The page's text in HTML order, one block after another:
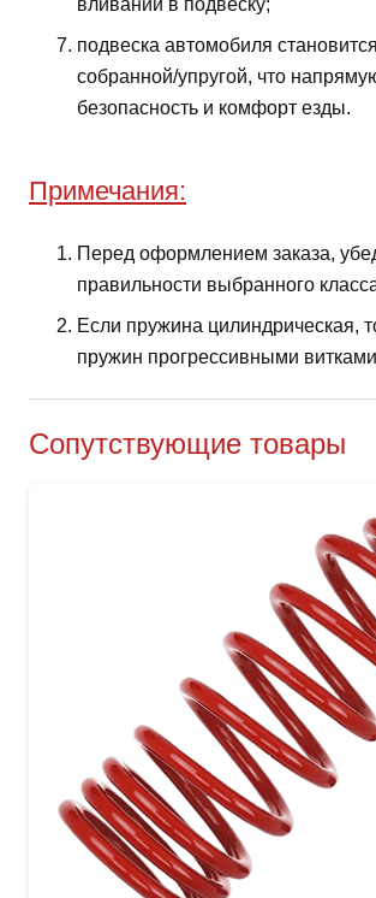
вливаний в подвеску;
подвеска автомобиля
собранной/упругой, что
безопасность и комфорт езды.
Примечания:
Перед оформлением заказа,
правильности выбранного
Если пружина цилиндрическая,
пружин прогрессивными
Сопутствующие товары